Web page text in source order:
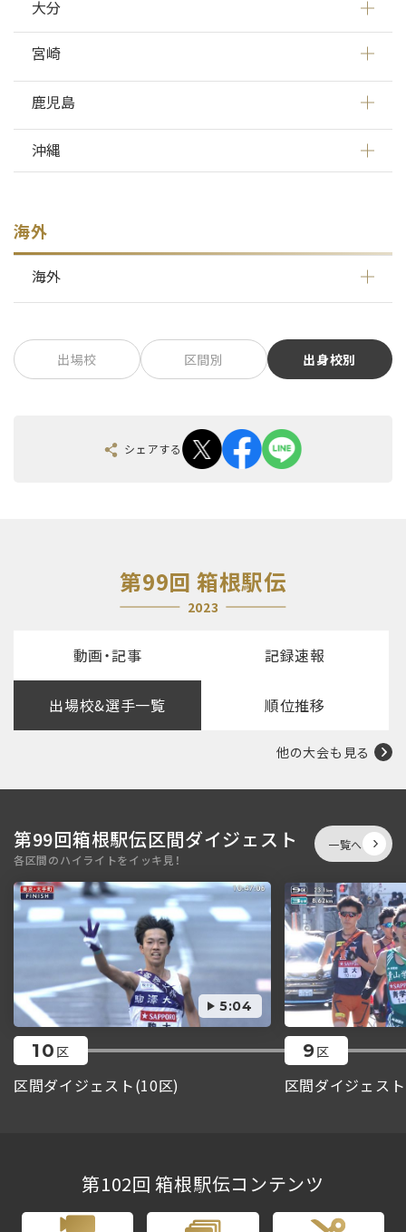
大分
宮崎
鹿児島
沖縄
海外
海外
出場校 区間別 出身校別
シェアする
第99回 箱根駅伝
2023
動画・記事 記録速報
出場校&選手一覧 順位推移
他の大会も見る
第99回箱根駅伝区間ダイジェスト
各区間のハイライトをイッキ見！
一覧へ
5:04
10 区
区間ダイジェスト(10区)
9区
区間ダイジェス
第102回 箱根駅伝コンテンツ